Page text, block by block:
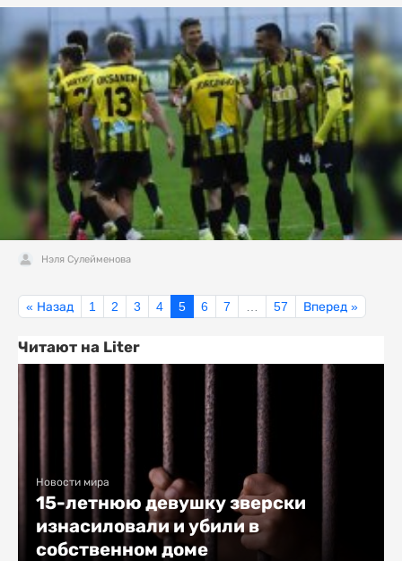
Нэля Сулейменова
« Назад 1 2 3 4 5 6 7 57 Вперед »
Читают на Liter
Новости мира
15-летнюю девушку зверски
изнасиловали и убили в
собственном доме